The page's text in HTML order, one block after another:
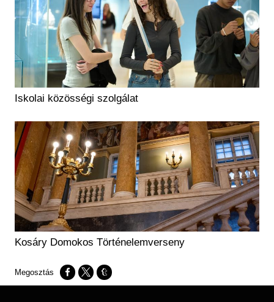
Iskolai közösségi szolgálat
Kosáry Domokos Történelemverseny
Opens in a new window
Opens in a new window
Opens in a new window